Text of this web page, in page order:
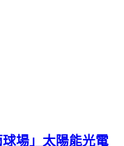
場」太陽能光電